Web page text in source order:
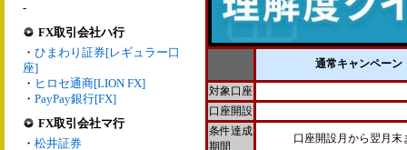
-
FX取引会社ハ行
・ ひまわり証券[レギュラー口
座]
・ ヒロセ通商[LION FX]
・ PayPay銀行[FX]
FX取引会社マ行
・ 松井証券
通常キャンペーン
対象口座
口座開設
条件達成
期間
口座開設月から翌月末